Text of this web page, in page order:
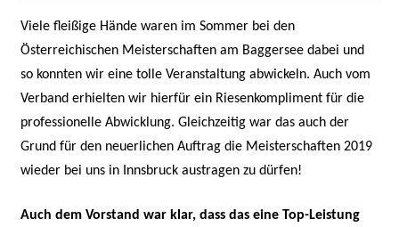
Kontakt & Infopool
öffnen
Viele fleißige Hände waren im Sommer bei den
Österreichischen Meisterschaften am Baggersee dabei und
so konnten wir eine tolle Veranstaltung abwickeln. Auch vom
Verband erhielten wir hierfür ein Riesenkompliment für die
professionelle Abwicklung. Gleichzeitig war das auch der
Grund für den neuerlichen Auftrag die Meisterschaften 2019
wieder bei uns in Innsbruck austragen zu dürfen!
Auch dem Vorstand war klar, dass das eine Top-Leistung